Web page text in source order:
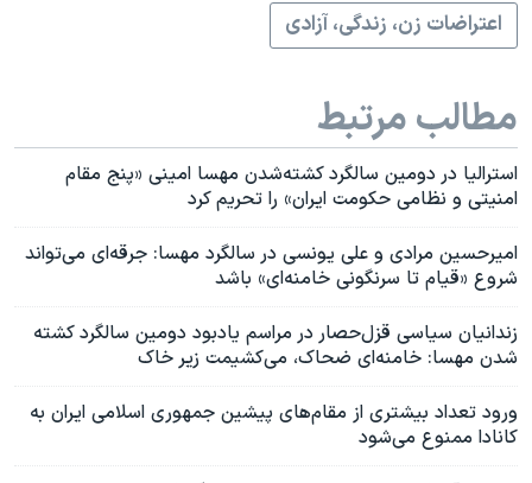
اعتراضات زن، زندگی، آزادی
مطالب مرتبط
استرالیا در دومین سالگرد کشته‌شدن مهسا امینی «پنج مقام
امنیتی و نظامی حکومت ایران» را تحریم کرد
امیرحسین مرادی و علی یونسی در سالگرد مهسا: جرقه‌ای می‌تواند
شروع‌ «قیام تا سرنگونی خامنه‌ای» باشد
زندانیان سیاسی قزل‌حصار در مراسم یادبود دومین سالگرد کشته
شدن مهسا: خامنه‌ای ضحاک، می‌کشیمت زیر خاک
ورود تعداد بیشتری از مقام‌های پیشین جمهوری اسلامی ایران به
کانادا ممنوع می‌شود